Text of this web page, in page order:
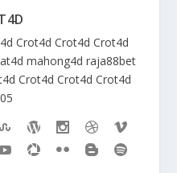
Crot4d Crot4d Crot4d
mahong4d raja88bet
Crot4d Crot4d Crot4d